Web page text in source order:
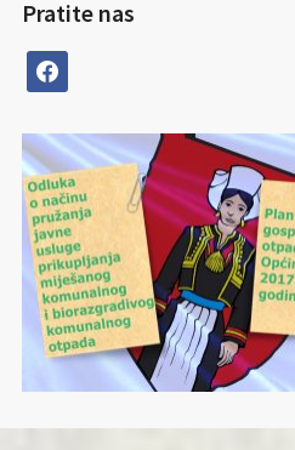
Pratite nas
facebook